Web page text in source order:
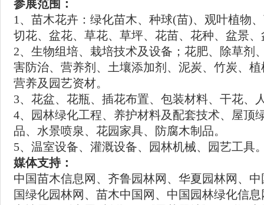
参展范围：
1、苗木花卉：绿化苗木、种球(苗)、观叶植物
切花、盆花、草花、草坪、花苗、花种、盆景
2、生物组培、栽培技术及设备；花肥、除草剂
害防治、营养剂、土壤添加剂、泥炭、竹炭、
营养及园艺资材。
3、花盆、花瓶、插花布置、包装材料、干花、
4、园林绿化工程、养护材料及配套技术、屋顶
品、水景喷泉、花园家具、防腐木制品。
5、温室设备、灌溉设备、园林机械、园艺工具
媒体支持：
中国苗木信息网、齐鲁园林网、华夏园林网、
国绿化园林网、苗木中国网、中国园林绿化信